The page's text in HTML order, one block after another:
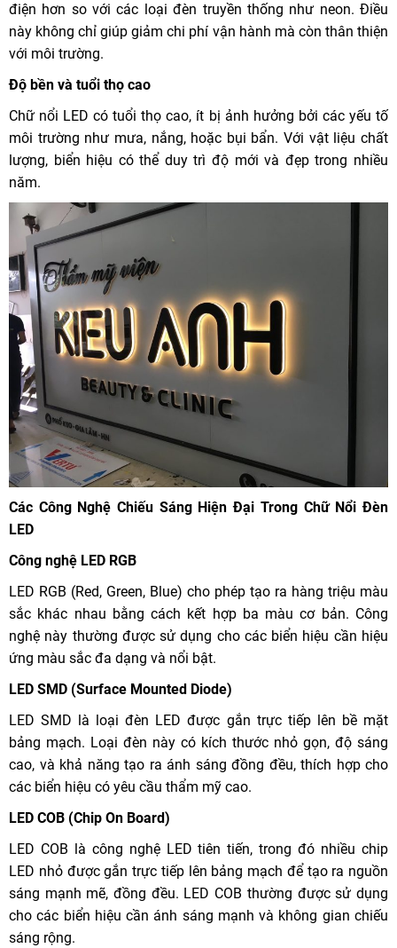
điện hơn so với các loại đèn truyền thống như neon. Điều
này không chỉ giúp giảm chi phí vận hành mà còn thân thiện
với môi trường.
Độ bền và tuổi thọ cao
Chữ nổi LED có tuổi thọ cao, ít bị ảnh hưởng bởi các yếu tố
môi trường như mưa, nắng, hoặc bụi bẩn. Với vật liệu chất
lượng, biển hiệu có thể duy trì độ mới và đẹp trong nhiều
năm.
Các Công Nghệ Chiếu Sáng Hiện Đại Trong Chữ Nổi Đèn
LED
Công nghệ LED RGB
LED RGB (Red, Green, Blue) cho phép tạo ra hàng triệu màu
sắc khác nhau bằng cách kết hợp ba màu cơ bản. Công
nghệ này thường được sử dụng cho các biển hiệu cần hiệu
ứng màu sắc đa dạng và nổi bật.
LED SMD (Surface Mounted Diode)
LED SMD là loại đèn LED được gắn trực tiếp lên bề mặt
bảng mạch. Loại đèn này có kích thước nhỏ gọn, độ sáng
cao, và khả năng tạo ra ánh sáng đồng đều, thích hợp cho
các biển hiệu có yêu cầu thẩm mỹ cao.
LED COB (Chip On Board)
LED COB là công nghệ LED tiên tiến, trong đó nhiều chip
LED nhỏ được gắn trực tiếp lên bảng mạch để tạo ra nguồn
sáng mạnh mẽ, đồng đều. LED COB thường được sử dụng
cho các biển hiệu cần ánh sáng mạnh và không gian chiếu
sáng rộng.